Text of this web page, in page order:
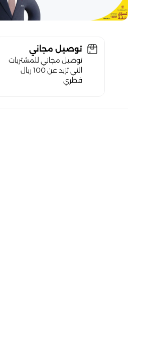
توصيل مجاني
توصيل مجاني للمشتريات
التي تزيد عن 100 ريال
قطري